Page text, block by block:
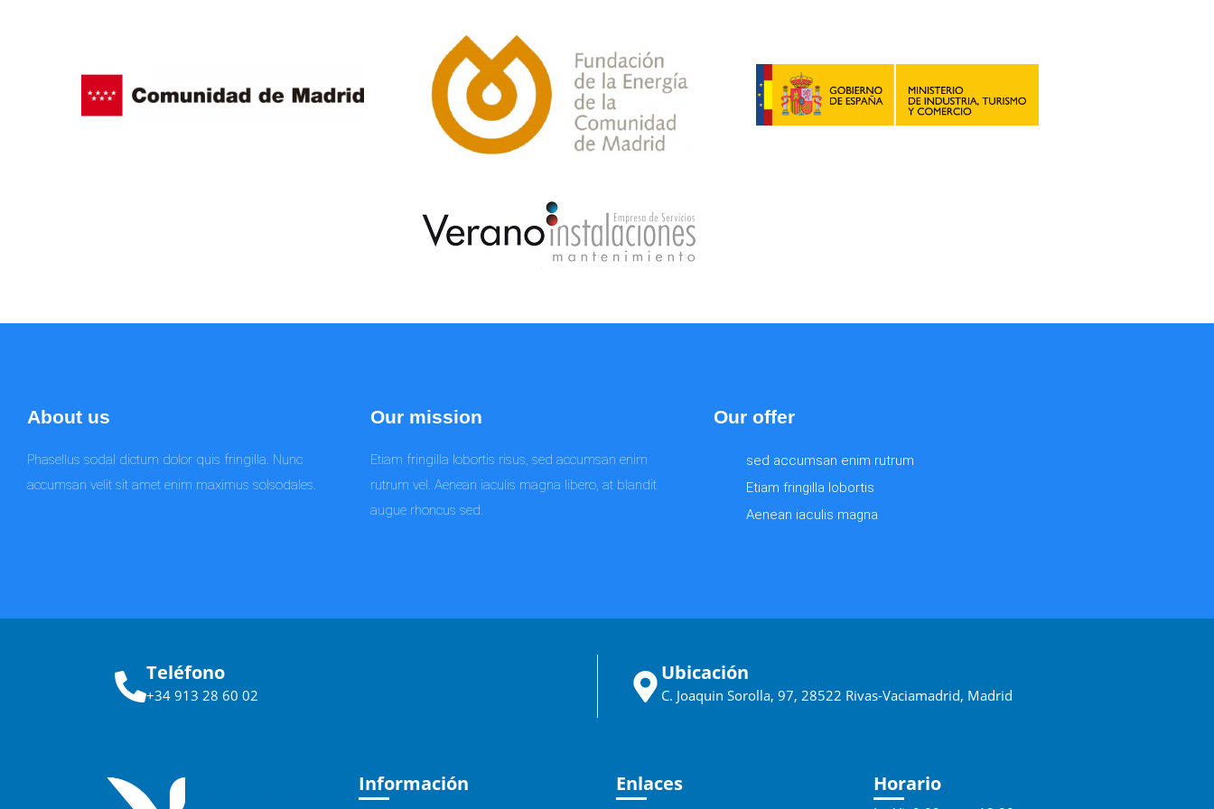
About us
Phasellus sodal dictum dolor quis fringilla. Nunc
accumsan velit sit amet enim maximus solsodales.
Our mission
Etiam fringilla lobortis risus, sed accumsan enim
rutrum vel. Aenean iaculis magna libero, at blandit
augue rhoncus sed.
Our offer
sed accumsan enim rutrum
Etiam fringilla lobortis
Aenean iaculis magna
Teléfono
+34 913 28 60 02
Ubicación
C. Joaquin Sorolla, 97, 28522 Rivas-Vaciamadrid, Madrid
Información Enlaces Horario